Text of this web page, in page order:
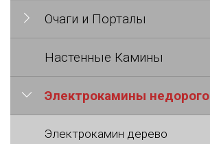
Очаги и Порталы
Настенные Камины
Электрокамины недорого
Электрокамин дерево